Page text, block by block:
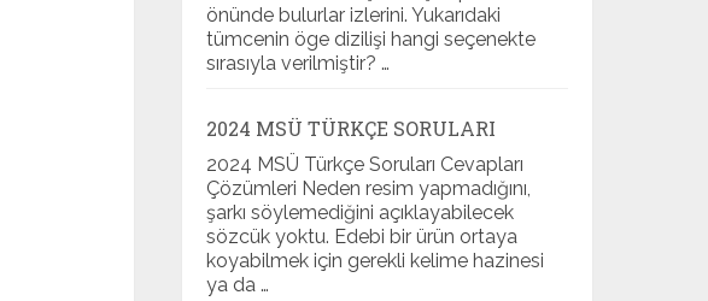
önünde bulurlar izlerini. Yukarıdaki
tümcenin öge dizilişi hangi seçenekte
sırasıyla verilmiştir? …
2024 MSÜ TÜRKÇE SORULARI
2024 MSÜ Türkçe Soruları Cevapları
Çözümleri Neden resim yapmadığını,
şarkı söylemediğini açıklayabilecek
sözcük yoktu. Edebi bir ürün ortaya
koyabilmek için gerekli kelime hazinesi
ya da …